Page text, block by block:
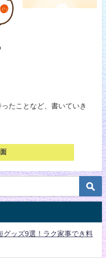
たことなど、書いていき
グッズ9選！ラク家事でき料